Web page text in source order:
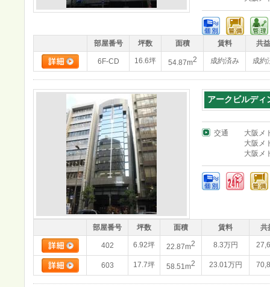
部屋番号 坪数 面積 賃料 共
6F-CD 16.6坪 54.87m2 成約済み 成約
アークビルディ
交通
大阪メ
大阪メ
大阪メ
部屋番号 坪数 面積 賃料 共
402 6.92坪 22.87m2 8.3万円
603 17.7坪 58.51m2 23.01万円